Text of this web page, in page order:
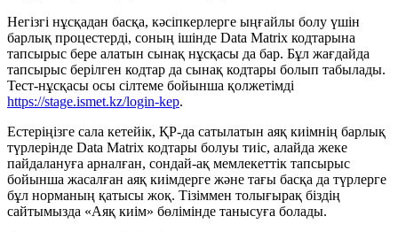
Негізгі нұсқадан басқа, кәсіпкерлерге ыңғайлы болу үшін
барлық процестерді, соның ішінде Data Matrix кодтарына
тапсырыс бере алатын сынақ нұсқасы да бар. Бұл жағдайда
тапсырыс берілген кодтар да сынақ кодтары болып табылады.
Тест-нұсқасы осы сілтеме бойынша қолжетімді
https://stage.ismet.kz/login-kep.
Естеріңізге сала кетейік, ҚР-да сатылатын аяқ киімнің барлық
түрлерінде Data Matrix кодтары болуы тиіс, алайда жеке
пайдалануға арналған, сондай-ақ мемлекеттік тапсырыс
бойынша жасалған аяқ киімдерге және тағы басқа да түрлерге
бұл норманың қатысы жоқ. Тізіммен толығырақ біздің
сайтымызда «Аяқ киім» бөлімінде танысуға болады.